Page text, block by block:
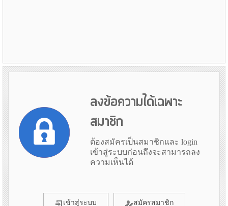
ลงข้อความได้เฉพาะ
สมาชิก
ต้องสมัครเป็นสมาชิกและ login
เข้าสู่ระบบก่อนถึงจะสามารถลง
ความเห็นได้
เข้าสู่ระบบ สมัครสมาชิก